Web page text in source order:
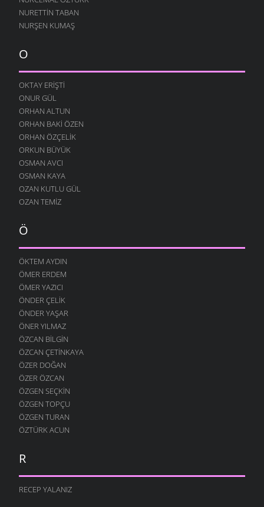
BOROBANA GIDERDI
24 OCAK 2009
18 OCAK 2009
NE KÖYÜ TANIR, NE DE KÜLTÜRÜNÜ
13 OCAK 2009
DINLE BENI OĞULCAN
11 OCAK 2009
FILISTIN İÇIN UYAN
7 OCAK 2009
AĞLARDI
7 OCAK 2009
KÖYÜMÜ TANI
7 OCAK 2009
NURETTIN TABAN
NURŞEN KUMAŞ
O
OKTAY ERIŞTI
ONUR GÜL
ORHAN ALTUN
ORHAN BAKI ÖZEN
ORHAN ÖZÇELIK
ORKUN BÜYÜK
OSMAN AVCI
OSMAN KAYA
OZAN KUTLU GÜL
OZAN TEMIZ
Ö
ÖKTEM AYDIN
ÖMER ERDEM
ÖMER YAZICI
ÖNDER ÇELIK
ÖNDER YAŞAR
ÖNER YILMAZ
ÖZCAN BILGIN
ÖZCAN ÇETINKAYA
ÖZER DOĞAN
ÖZER ÖZCAN
ÖZGEN SEÇKIN
ÖZGEN TOPÇU
ÖZGEN TURAN
ÖZTÜRK ACUN
R
RECEP YALANIZ